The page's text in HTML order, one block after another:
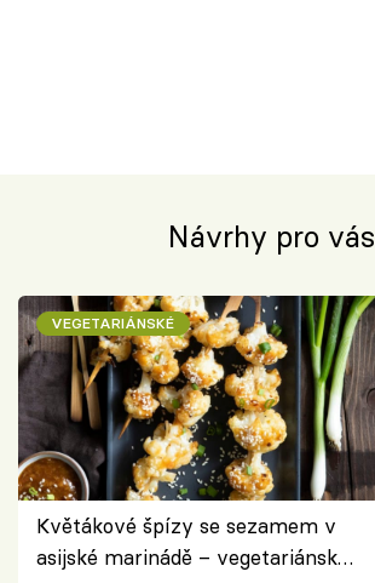
Návrhy pro vás
VEGETARIÁNSKÉ
Květákové špízy se sezamem v
asijské marinádě – vegetariánská